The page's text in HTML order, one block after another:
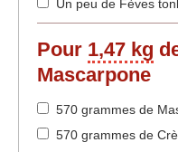
Un peu de Fèves
Pour 1,47 kg
Mascarpone
570 grammes de
570 grammes de